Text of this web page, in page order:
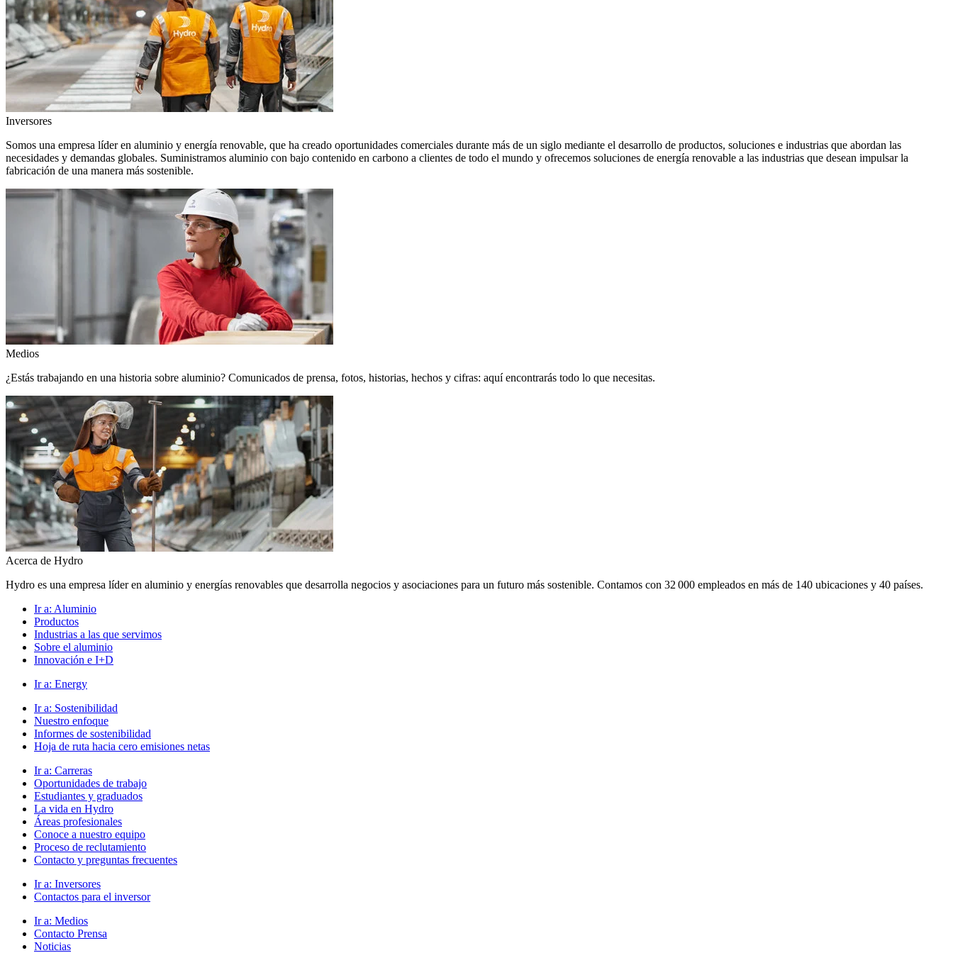
Inversores
Somos una empresa líder en aluminio y energía renovable, que ha creado oportunidades comerciales durante más de un siglo mediante el desarrollo de productos, soluciones e industrias que abordan las
necesidades y demandas globales. Suministramos aluminio con bajo contenido en carbono a clientes de todo el mundo y ofrecemos soluciones de energía renovable a las industrias que desean impulsar la
fabricación de una manera más sostenible.
Medios
¿Estás trabajando en una historia sobre aluminio? Comunicados de prensa, fotos, historias, hechos y cifras: aquí encontrarás todo lo que necesitas.
Acerca de Hydro
Hydro es una empresa líder en aluminio y energías renovables que desarrolla negocios y asociaciones para un futuro más sostenible. Contamos con 32 000 empleados en más de 140 ubicaciones y 40 países.
Ir a: Aluminio
Productos
Industrias a las que servimos
Sobre el aluminio
Innovación e I+D
Ir a: Energy
Ir a: Sostenibilidad
Nuestro enfoque
Informes de sostenibilidad
Hoja de ruta hacia cero emisiones netas
Ir a: Carreras
Oportunidades de trabajo
Estudiantes y graduados
La vida en Hydro
Áreas profesionales
Conoce a nuestro equipo
Proceso de reclutamiento
Contacto y preguntas frecuentes
Ir a: Inversores
Contactos para el inversor
Ir a: Medios
Contacto Prensa
Noticias